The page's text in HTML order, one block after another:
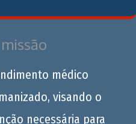
médico
visando o
necessária para